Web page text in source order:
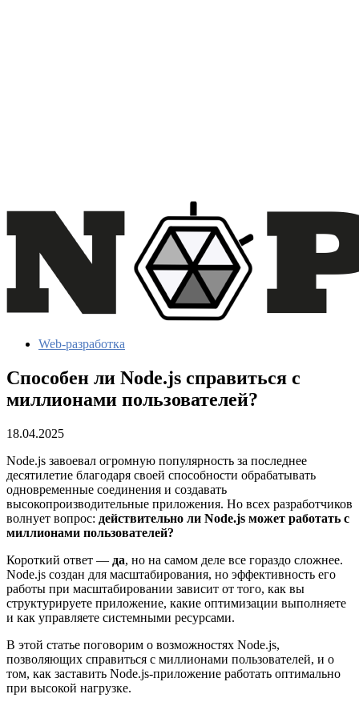
Web-разработка
Способен ли Node.js справиться с
миллионами пользователей?
18.04.2025
Node.js завоевал огромную популярность за последнее
десятилетие благодаря своей способности обрабатывать
одновременные соединения и создавать
высокопроизводительные приложения. Но всех разработчиков
волнует вопрос: действительно ли Node.js может работать с
миллионами пользователей?
Короткий ответ — да, но на самом деле все гораздо сложнее.
Node.js создан для масштабирования, но эффективность его
работы при масштабировании зависит от того, как вы
структурируете приложение, какие оптимизации выполняете
и как управляете системными ресурсами.
В этой статье поговорим о возможностях Node.js,
позволяющих справиться с миллионами пользователей, и о
том, как заставить Node.js-приложение работать оптимально
при высокой нагрузке.